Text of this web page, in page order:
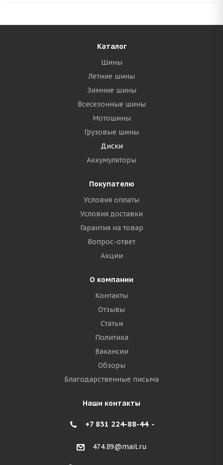
Каталог
Шины
Летние шины
Зимние шины
Всесезонные шины
Мотошины
Грузовые шины
Диски
Аккумуляторы
Покупателю
Условия оплаты
Условия доставки
Гарантия на товар
Вопрос-ответ
Акции
О компании
Контакты
Отзывы
Статьи
Политика
Вакансии
Обзоры
Благодарственные письма
Наши контакты
+7 831 224-88-44
474.89@mail.ru